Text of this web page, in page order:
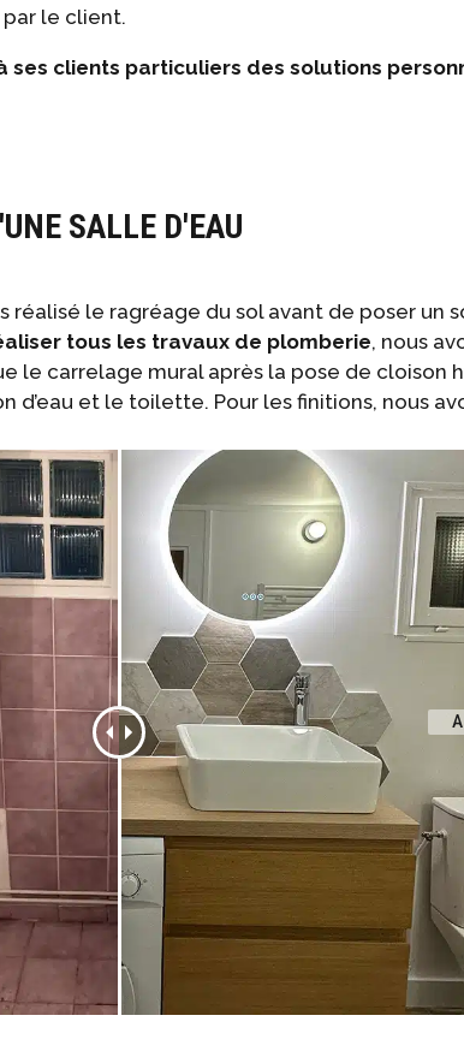
le client.
à ses clients particuliers des solutions
SALLE D'EAU
réalisé le ragréage du sol avant de poser un
tous les travaux de plomberie, nous
le carrelage mural après la pose de
d’eau et le toilette. Pour les finitions, nous